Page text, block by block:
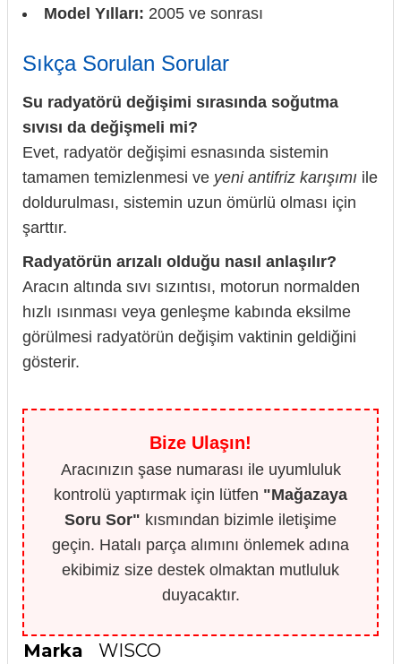
Model Yılları: 2005 ve sonrası
Sıkça Sorulan Sorular
Su radyatörü değişimi sırasında soğutma
sıvısı da değişmeli mi?
Evet, radyatör değişimi esnasında sistemin
tamamen temizlenmesi ve yeni antifriz karışımı ile
doldurulması, sistemin uzun ömürlü olması için
şarttır.
Radyatörün arızalı olduğu nasıl anlaşılır?
Aracın altında sıvı sızıntısı, motorun normalden
hızlı ısınması veya genleşme kabında eksilme
görülmesi radyatörün değişim vaktinin geldiğini
gösterir.
Bize Ulaşın!
Aracınızın şase numarası ile uyumluluk
kontrolü yaptırmak için lütfen "Mağazaya
Soru Sor" kısmından bizimle iletişime
geçin. Hatalı parça alımını önlemek adına
ekibimiz size destek olmaktan mutluluk
duyacaktır.
Marka
WISCO